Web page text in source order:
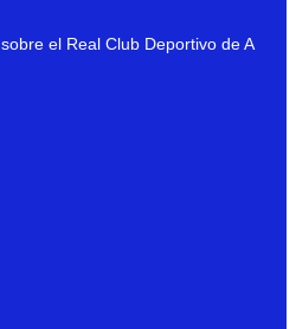
sobre el Real Club Deportivo de A